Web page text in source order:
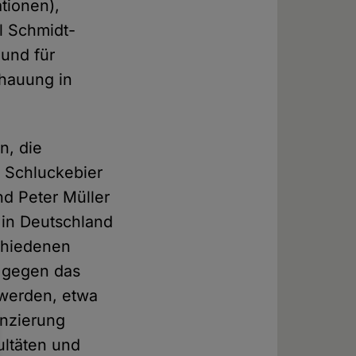
Schmidt-
für
in
die
Schlucke­bier
Peter Müller
Deutschland
das
etwa
und